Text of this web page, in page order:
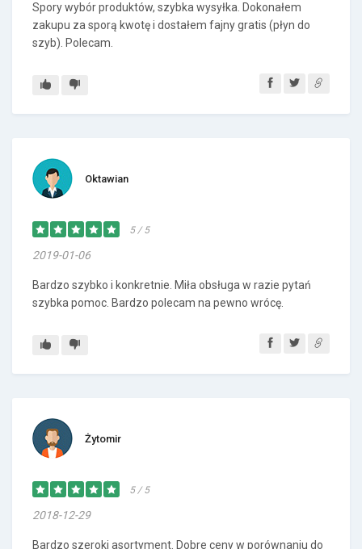
Spory wybór produktów, szybka wysyłka. Dokonałem
zakupu za sporą kwotę i dostałem fajny gratis (płyn do
szyb). Polecam.
Oktawian
5 / 5
2019-01-06
Bardzo szybko i konkretnie. Miła obsługa w razie pytań
szybka pomoc. Bardzo polecam na pewno wrócę.
Żytomir
5 / 5
2018-12-29
Bardzo szeroki asortyment. Dobre ceny w porównaniu do